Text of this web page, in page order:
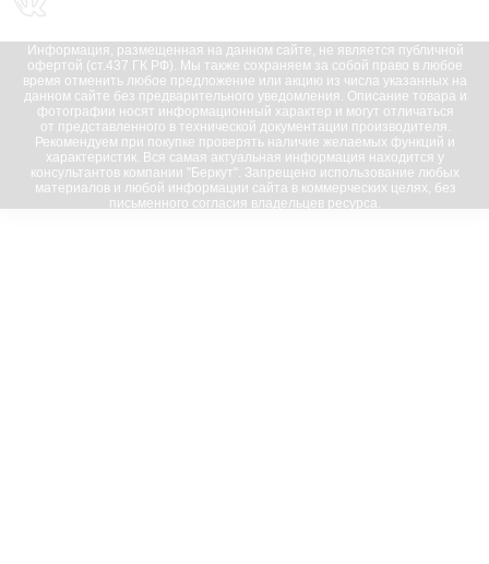
Информация, размещенная на данном сайте, не является публичной
офертой (ст.437 ГК РФ). Мы также сохраняем за собой право в любое
время отменить любое предложение или акцию из числа указанных на
данном сайте без предварительного уведомления. Описание товара и
фотографии носят информационный характер и могут отличаться
от представленного в технической документации производителя.
Рекомендуем при покупке проверять наличие желаемых функций и
характеристик. Вся самая актуальная информация находится у
консультантов компании "Беркут". Запрещено использование любых
материалов и любой информации сайта в коммерческих целях, без
письменного согласия владельцев ресурса.